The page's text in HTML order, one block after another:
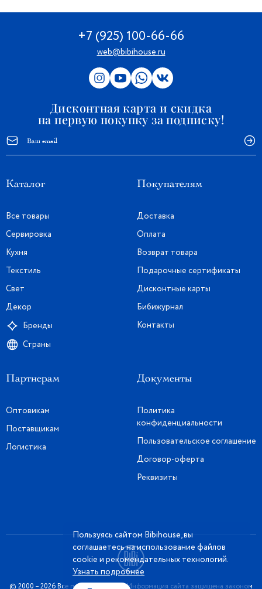
+7 (925) 100-66-66
web@bibihouse.ru
Дисконтная карта и скидка
на первую покупку за подписку!
Каталог
Все товары
Сервировка
Кухня
Текстиль
Свет
Декор
Бренды
Страны
Покупателям
Доставка
Оплата
Возврат товара
Подарочные сертификаты
Дисконтные карты
Бибижурнал
Контакты
Партнерам
Оптовикам
Поставщикам
Логистика
Документы
Политика
конфиденциальности
Пользовательское соглашение
Договор-оферта
Реквизиты
© 2000 – 2026 Все права защищены. Информация сайта защищена законом
Пользуясь сайтом Bibihouse, вы
соглашаетесь на использование файлов
cookie и рекомендательных технологий.
Узнать подробнее